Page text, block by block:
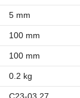
5 mm
100 mm
100 mm
0.2 kg
C23-03.27